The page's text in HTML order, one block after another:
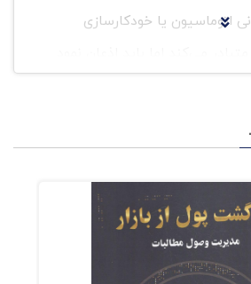
اتوماسیون یا خودکارسازی
چنین می‌نمایاند که فناوری
نو و شیوه اندیشیدن جدید
پیرامون است به‌شیوه‌ای که هر
و دستی انجام می‌شد را بتوان
الکترونیکی انجام داد